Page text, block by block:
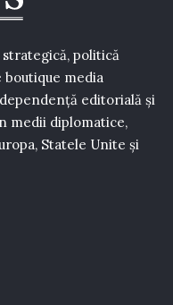
politică
boutique media
editorială și
medii diplomatice,
Statele Unite și